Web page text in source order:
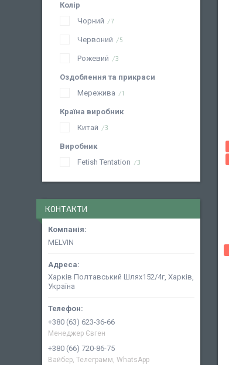
Колір
Чорний
7
Червоний 5
Рожевий 3
Оздоблення та прикраси
Мережива
1
Країна виробник
Китай
3
Виробник
Fetish Tentation
3
КОНТАКТИ
MELVIN
Харків Полтавський Шлях152/4г, Харків,
Україна
+380 (63) 623-36-66
Менеджер Євген
+380 (66) 720-86-75
Вайбер, Телеграмм, WhatsApp